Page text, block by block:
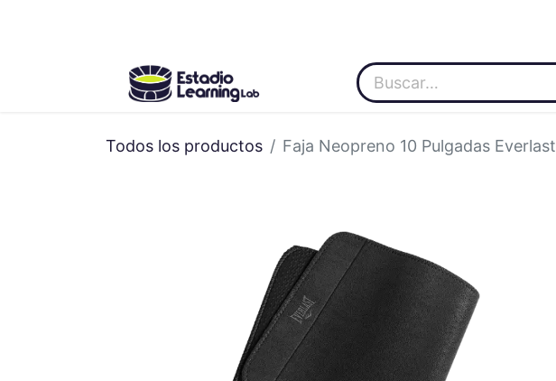
Todos los productos Faja Neopreno 10 Pulgadas Everlast